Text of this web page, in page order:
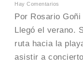
Hay Comentarios
Por Rosario
Llegó el verano.
ruta hacia la
asistir a